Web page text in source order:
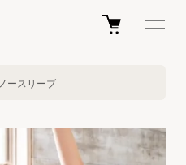
ノースリーブ